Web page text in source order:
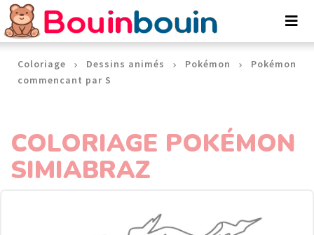
Coloriage Dessins animés Pokémon
Pokémon
commencant par S
COLORIAGE POKÉMON
SIMIABRAZ
Panneau de gestion des cookies